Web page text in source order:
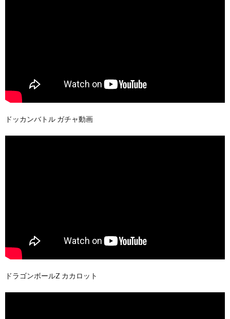
ドッカンバトル ガチャ動画
ドラゴンボールZ カカロット